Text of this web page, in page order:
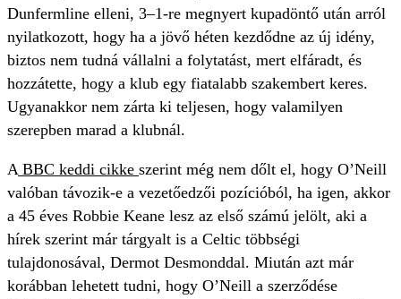
Dunfermline elleni, 3–1-re megnyert kupadöntő után arról
nyilatkozott, hogy ha a jövő héten kezdődne az új idény,
biztos nem tudná vállalni a folytatást, mert elfáradt, és
hozzátette, hogy a klub egy fiatalabb szakembert keres.
Ugyanakkor nem zárta ki teljesen, hogy valamilyen
szerepben marad a klubnál.
ABBC keddi cikke szerint még nem dőlt el, hogy O’Neill
valóban távozik-e a vezetőedzői pozícióból, ha igen, akkor
a 45 éves Robbie Keane lesz az első számú jelölt, aki a
hírek szerint már tárgyalt is a Celtic többségi
tulajdonosával, Dermot Desmonddal. Miután azt már
korábban lehetett tudni, hogy O’Neill a szerződése